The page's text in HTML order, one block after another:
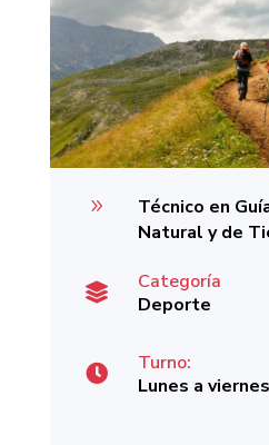
9
Técnico en
Natural y de

Categoría
Deporte

Turno:
Lunes a